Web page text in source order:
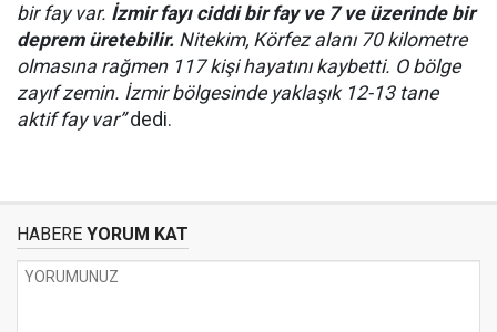
bir fay var. İzmir fayı ciddi bir fay ve 7 ve üzerinde bir
deprem üretebilir. Nitekim, Körfez alanı 70 kilometre
olmasına rağmen 117 kişi hayatını kaybetti. O bölge
zayıf zemin. İzmir bölgesinde yaklaşık 12-13 tane
aktif fay var”dedi.
HABERE YORUM KAT